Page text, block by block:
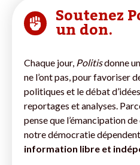
Soutenez
un don.
Chaque jour, Politisdonne
ne l’ont pas, pour favoriser
politiques et le débat
reportages et analyses.
pense que l’émancipation
notre démocratie
information libre et